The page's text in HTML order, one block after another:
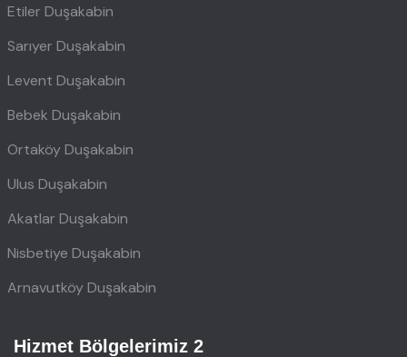
Etiler Duşakabin
Sarıyer Duşakabin
Levent Duşakabin
Bebek Duşakabin
Ortaköy Duşakabin
Ulus Duşakabin
Akatlar Duşakabin
Nisbetiye Duşakabin
Arnavutköy Duşakabin
Hizmet Bölgelerimiz 2